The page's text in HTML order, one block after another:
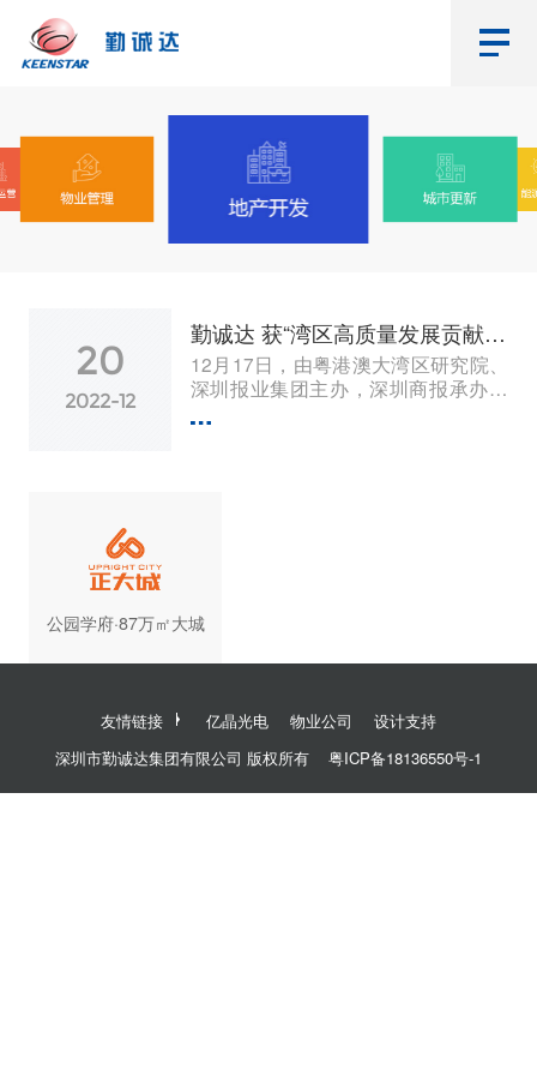
20
2022-12
勤诚达 获“湾区高质量发展贡献奖·品质影...
12月17日，由粤港澳大湾区研究院、
深圳报业集团主办，深圳商报承办的
公园学府·87万㎡大城
友情链接 亿晶光电 物业公司
设计支持
深圳市勤诚达集团有限公司 版权所有
粤ICP备18136550号-1